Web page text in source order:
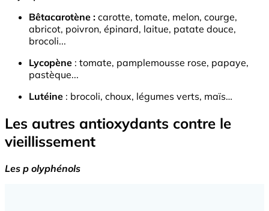
Bêtacarotène : carotte, tomate, melon, courge,
abricot, poivron, épinard, laitue, patate douce,
brocoli...
Lycopène : tomate, pamplemousse rose, papaye,
pastèque...
Lutéine : brocoli, choux, légumes verts, maïs…
Les autres antioxydants contre le
vieillissement
Les p olyphénols